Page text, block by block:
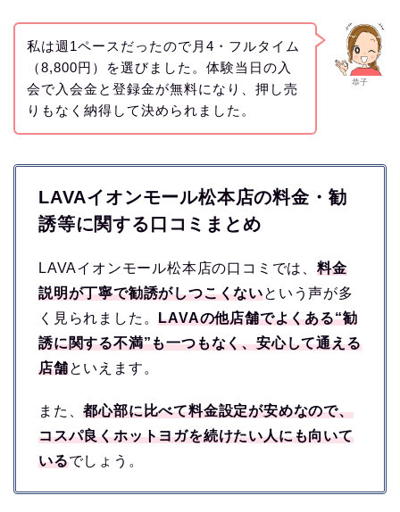
恭子
私は週1ペースだったので月4・フルタイム
（8,800円）を選びました。体験当日の入
会で入会金と登録金が無料になり、押し売
りもなく納得して決められました。
LAVAイオンモール松本店の料金・勧
誘等に関する口コミまとめ
LAVAイオンモール松本店の口コミでは、 料金
説明が丁寧で勧誘がしつこくないという声が多
く見られました。LAVAの他店舗でよくある“勧
誘に関する不満”も一つもなく、安心して通える
店舗といえます。
また、都心部に比べて料金設定が安めなので、
コスパ良くホットヨガを続けたい人にも向いて
いるでしょう。